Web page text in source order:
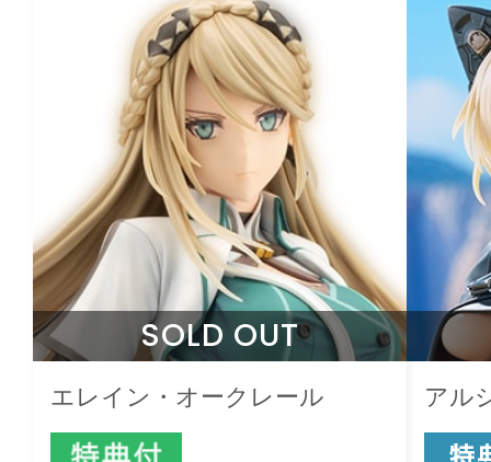
SOLD OUT
エレイン・オークレール アル